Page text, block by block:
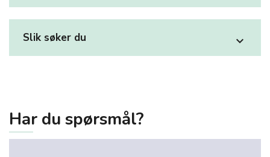
Slik søker du expand_more
Har du spørsmål?